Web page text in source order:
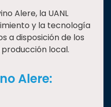
Alere, la UANL
y la tecnología
a disposición de los
local.
Alere: